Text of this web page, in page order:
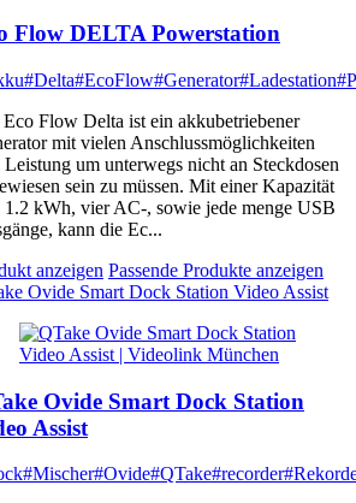
Flow DELTA Powerstation
#Delta#EcoFlow#Generator#Ladestation
Flow Delta ist ein akkubetriebener
mit vielen Anschlussmöglichkeiten
Leistung um unterwegs nicht an Steckdosen
sein zu müssen. Mit einer Kapazität
1.2 kWh, vier AC-, sowie jede menge USB
kann die Ec...
anzeigen Passende Produkte anzeigen
Ovide Smart Dock Station Video Assist
Ovide Smart Dock Station
Assist
#Mischer#Ovide#QTake#recorder